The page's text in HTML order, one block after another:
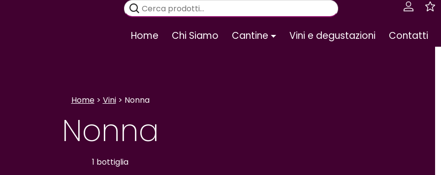
Cerca:
Home Chi Siamo Cantine Vini e degustazioni Contatti
Home> Vini> Nonna
Nonna
1 bottiglia